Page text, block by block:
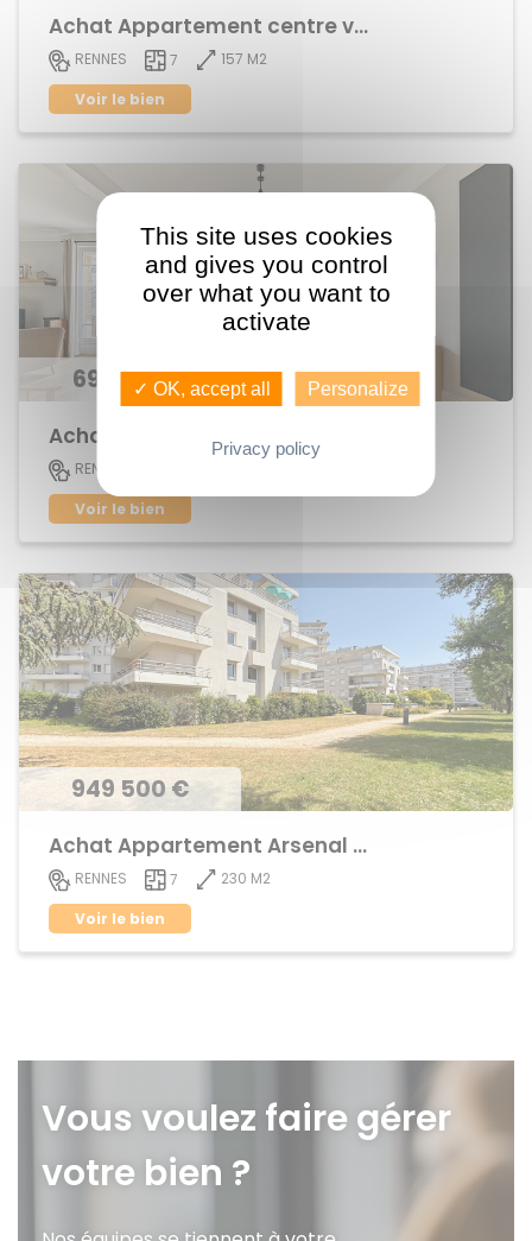
Achat Appartement centre ville
RENNES 7
157 M2
Voir le bien
696 300 €
RENNES
Voir le bien
949 500 €
Achat Appartement Arsenal - Redon
RENNES 7
230 M2
Voir le bien
Vous voulez faire gérer
votre bien ?
This site uses cookies
and gives you control
over what you want to
activate
✓ OK, accept all Personalize
Privacy policy